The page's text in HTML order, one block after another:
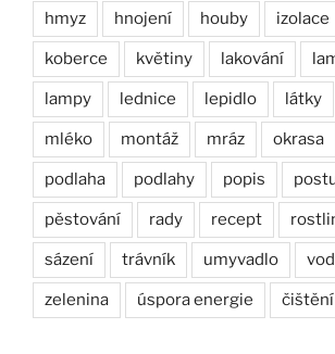
hmyz hnojení houby izolace
koberce květiny lakování
lampy lednice lepidlo látky
mléko montáž mráz okrasa
podlaha podlahy popis
pěstování rady recept
sázení trávník umyvadlo
zelenina úspora energie čištění